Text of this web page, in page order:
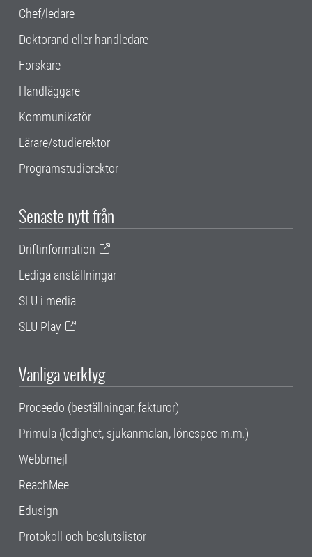
Chef/ledare
Doktorand eller handledare
Forskare
Handläggare
Kommunikatör
Lärare/studierektor
Programstudierektor
Senaste nytt från
Driftinformation
Lediga anställningar
SLU i media
SLU Play
Vanliga verktyg
Proceedo (beställningar, fakturor)
Primula (ledighet, sjukanmälan, lönespec m.m.)
Webbmejl
ReachMee
Edusign
Protokoll och beslutslistor